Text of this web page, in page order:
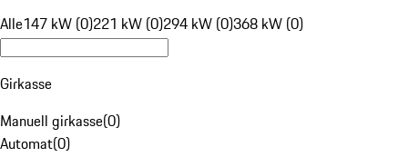
Alle147 kW (0)221 kW (0)294 kW (0)368 kW (0)
Girkasse
Manuell girkasse(0)
Automat(0)